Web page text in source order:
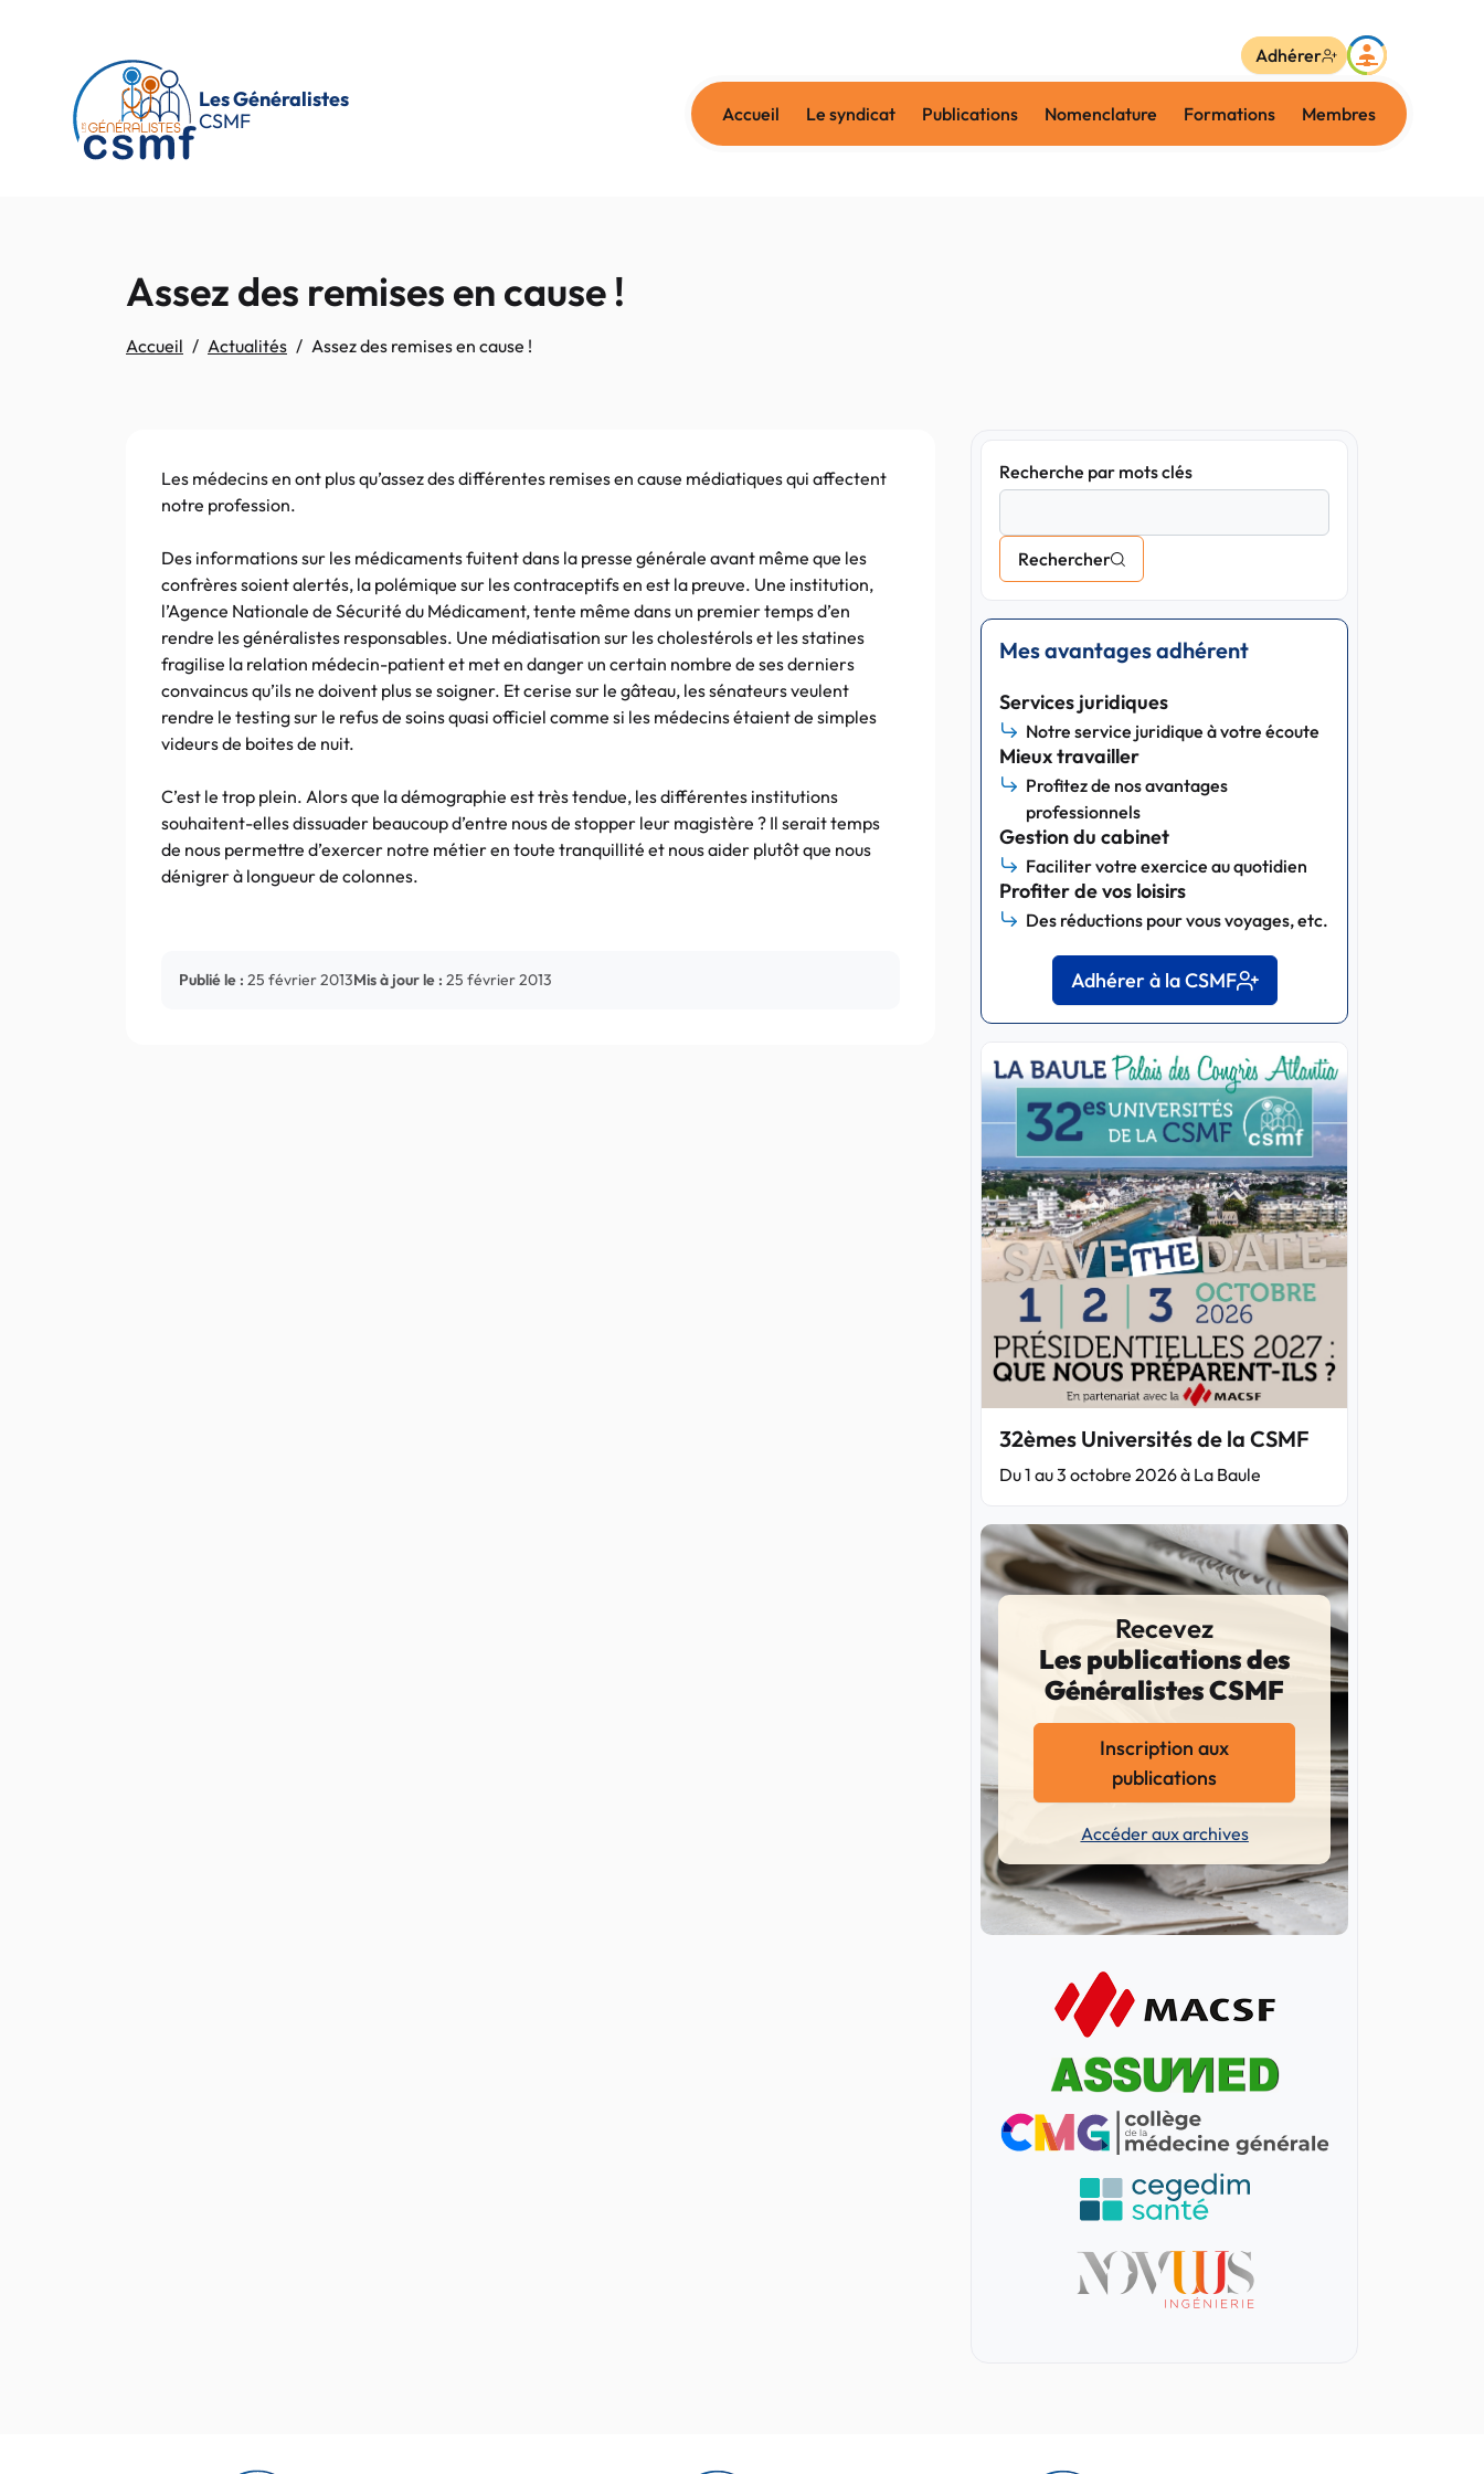
Les Généralistes
CSMF
Accueil Le syndicat Publications Nomenclature Formations Membres
Adhérer
Assez des remises en cause !
Accueil Actualités Assez des remises en cause !
Les médecins en ont plus qu’assez des différentes remises en cause médiatiquesqui affectent
notre profession.
Des informations sur les médicamentsfuitentdans la presse générale avant même que les
confrères soient alertés, la polémique sur les contraceptifs en est la preuve. Une institution,
l’Agence Nationale de Sécurité du Médicament, tente même dans un premier temps d’en
rendre les généralistes responsables. Une médiatisation sur lescholestérolset lesstatines
fragilise la relation médecin-patient et met en danger un certain nombre de ses derniers
convaincus qu’ils ne doivent plus se soigner. Et cerise sur le gâteau, les sénateurs veulent
rendre le testingsur le refus de soins quasi officiel comme si les médecins étaient de simples
videurs de boites de nuit.
C’est le trop plein. Alors que la démographie est très tendue, les différentes institutions
souhaitent-elles dissuader beaucoup d’entre nous de stopper leur magistère ? Il serait temps
de nous permettre d’exercer notre métier en toute tranquillité et nous aider plutôt que nous
dénigrer à longueur de colonnes.
Publié le : 25 février 2013Mis à jour le : 25 février 2013
Recherche par mots clés
Rechercher
Mes avantages adhérent
Services juridiques
Notre service juridique à votre écoute
Mieux travailler
Profitez de nos avantages
professionnels
Gestion du cabinet
Faciliter votre exercice au quotidien
Profiter de vos loisirs
Des réductions pour vous voyages, etc.
Adhérer à la CSMF
32èmes Universités de la CSMF
Du 1 au 3 octobre 2026 à La Baule
Recevez
Les publications des
Généralistes CSMF
Inscription aux
publications
Accéder aux archives